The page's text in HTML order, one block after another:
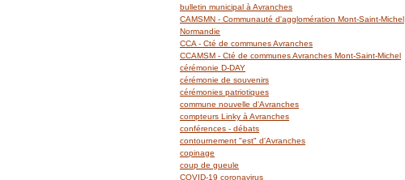
bulletin municipal à Avranches
CAMSMN - Communauté d'agglomération Mont-Saint-Michel
Normandie
CCA - Cté de communes Avranches
CCAMSM - Cté de communes Avranches Mont-Saint-Michel
cérémonie D-DAY
cérémonie de souvenirs
cérémonies patriotiques
commune nouvelle d'Avranches
compteurs Linky à Avranches
conférences - débats
contournement "est" d'Avranches
copinage
coup de gueule
COVID-19 coronavirus